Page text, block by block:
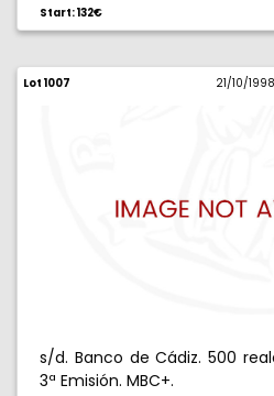
Start: 132€
Lot 1007 21/10/1998
s/d. Banco de Cádiz. 500
3ª Emisión. MBC+.